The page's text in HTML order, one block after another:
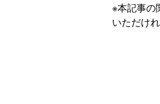
※本記事の
いただけ